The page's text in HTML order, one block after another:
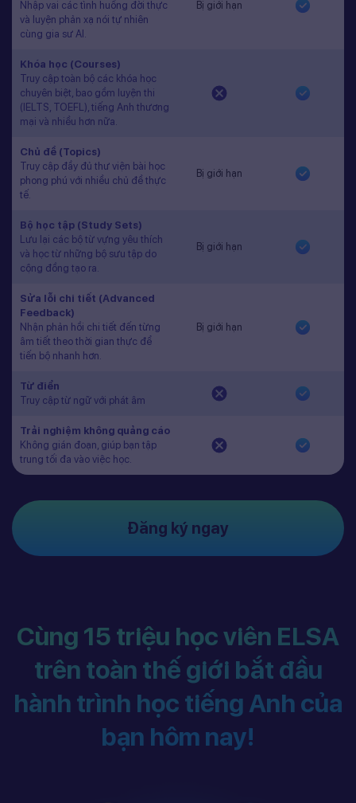
Nhập vai các tình huống đời thực
và luyện phản xạ nói tự nhiên
cùng gia sư AI.
Bị giới hạn
Khóa học (Courses)
Truy cập toàn bộ các khóa học
chuyên biệt, bao gồm luyện thi
(IELTS, TOEFL), tiếng Anh thương
mại và nhiều hơn nữa.
Chủ đề (Topics)
Truy cập đầy đủ thư viện bài học
phong phú với nhiều chủ đề thực
tế.
Bị giới hạn
Bộ học tập (Study Sets)
Lưu lại các bộ từ vựng yêu thích
và học từ những bộ sưu tập do
cộng đồng tạo ra.
Bị giới hạn
Sửa lỗi chi tiết (Advanced
Feedback)
Nhận phản hồi chi tiết đến từng
âm tiết theo thời gian thực để
tiến bộ nhanh hơn.
Bị giới hạn
Từ điển
Truy cập từ ngữ với phát âm
Trải nghiệm không quảng cáo
Không gián đoạn, giúp bạn tập
trung tối đa vào việc học.
Đăng ký ngay
Cùng 15 triệu học viên ELSA
trên toàn thế giới bắt đầu
hành trình học tiếng Anh của
bạn hôm nay!